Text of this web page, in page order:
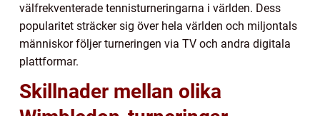
välfrekventerade tennisturneringarna i världen. Dess
popularitet sträcker sig över hela världen och miljontals
människor följer turneringen via TV och andra digitala
plattformar.
Skillnader mellan olika